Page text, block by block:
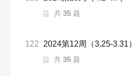
共 35 题
122 2024第12周（3.25-3.31）
共 35 题